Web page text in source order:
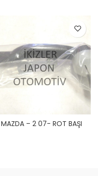
MAZDA – 2 07- ROT BAŞI